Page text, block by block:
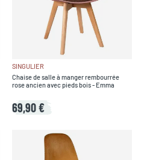
SINGULIER
Chaise de salle à manger rembourrée
rose ancien avec pieds bois - Emma
69,90 €